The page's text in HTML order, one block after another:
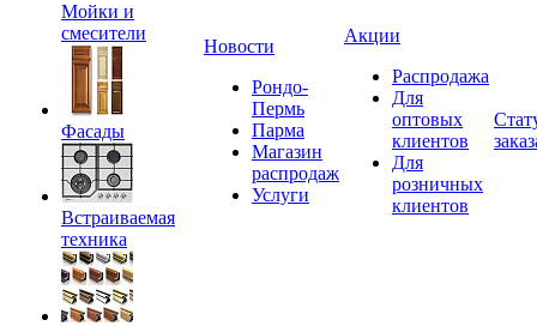
Мойки и
смесители
Фасады
Встраиваемая
техника
Новости
Рондо-
Пермь
Парма
Магазин
распродаж
Услуги
Акции
Распродажа
Для
оптовых
клиентов
Для
розничных
клиентов